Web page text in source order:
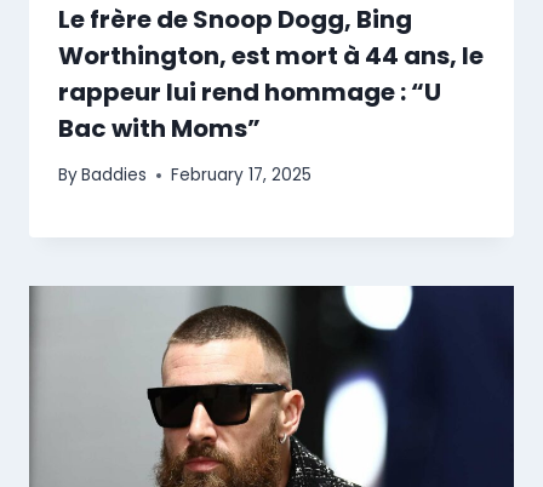
Le frère de Snoop Dogg, Bing
Worthington, est mort à 44 ans, le
rappeur lui rend hommage : “U
Bac with Moms”
ByBaddies February 17, 2025